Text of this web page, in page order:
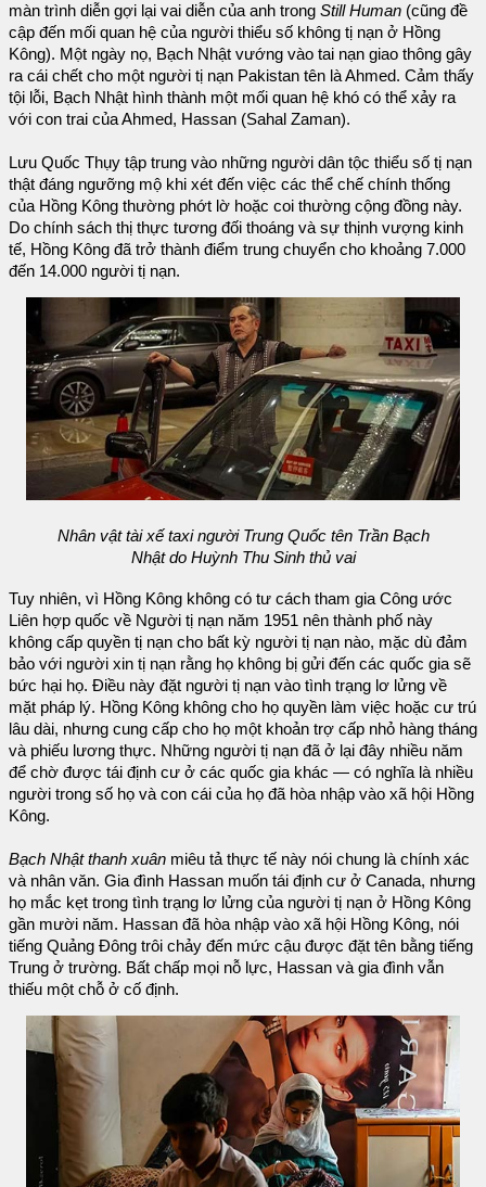
màn trình diễn gợi lại vai diễn của anh trong Still Human (cũng đề
cập đến mối quan hệ của người thiểu số không tị nạn ở Hồng
Kông). Một ngày nọ, Bạch Nhật vướng vào tai nạn giao thông gây
ra cái chết cho một người tị nạn Pakistan tên là Ahmed. Cảm thấy
tội lỗi, Bạch Nhật hình thành một mối quan hệ khó có thể xảy ra
với con trai của Ahmed, Hassan (Sahal Zaman).
Lưu Quốc Thụy tập trung vào những người dân tộc thiểu số tị nạn
thật đáng ngưỡng mộ khi xét đến việc các thể chế chính thống
của Hồng Kông thường phớt lờ hoặc coi thường cộng đồng này.
Do chính sách thị thực tương đối thoáng và sự thịnh vượng kinh
tế, Hồng Kông đã trở thành điểm trung chuyển cho khoảng 7.000
đến 14.000 người tị nạn.
Nhân vật tài xế taxi người Trung Quốc tên Trần Bạch
Nhật do Huỳnh Thu Sinh thủ vai
Tuy nhiên, vì Hồng Kông không có tư cách tham gia Công ước
Liên hợp quốc về Người tị nạn năm 1951 nên thành phố này
không cấp quyền tị nạn cho bất kỳ người tị nạn nào, mặc dù đảm
bảo với người xin tị nạn rằng họ không bị gửi đến các quốc gia sẽ
bức hại họ. Điều này đặt người tị nạn vào tình trạng lơ lửng về
mặt pháp lý. Hồng Kông không cho họ quyền làm việc hoặc cư trú
lâu dài, nhưng cung cấp cho họ một khoản trợ cấp nhỏ hàng tháng
và phiếu lương thực. Những người tị nạn đã ở lại đây nhiều năm
để chờ được tái định cư ở các quốc gia khác — có nghĩa là nhiều
người trong số họ và con cái của họ đã hòa nhập vào xã hội Hồng
Kông.
Bạch Nhật thanh xuân miêu tả thực tế này nói chung là chính xác
và nhân văn. Gia đình Hassan muốn tái định cư ở Canada, nhưng
họ mắc kẹt trong tình trạng lơ lửng của người tị nạn ở Hồng Kông
gần mười năm. Hassan đã hòa nhập vào xã hội Hồng Kông, nói
tiếng Quảng Đông trôi chảy đến mức cậu được đặt tên bằng tiếng
Trung ở trường. Bất chấp mọi nỗ lực, Hassan và gia đình vẫn
thiếu một chỗ ở cố định.